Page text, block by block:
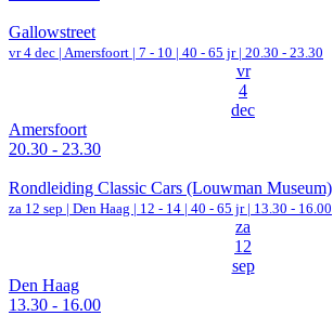
Gallowstreet
vr 4 dec | Amersfoort | 7 - 10 | 40 - 65 jr | 20.30 - 23.30
vr
4
dec
Amersfoort
20.30 - 23.30
Rondleiding Classic Cars (Louwman Museum)
za 12 sep | Den Haag | 12 - 14 | 40 - 65 jr | 13.30 - 16.00
za
12
sep
Den Haag
13.30 - 16.00